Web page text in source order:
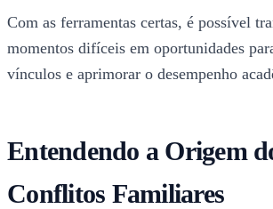
Com as ferramentas certas, é possível
momentos difíceis em oportunidades
vínculos e aprimorar o desempenho
Entendendo a Origem
Conflitos Familiares